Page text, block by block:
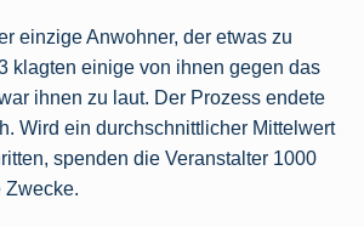
einzige Anwohner, der etwas zu
klagten einige von ihnen gegen das
ihnen zu laut. Der Prozess endete
Wird ein durchschnittlicher Mittelwert
spenden die Veranstalter 1000
Zwecke.